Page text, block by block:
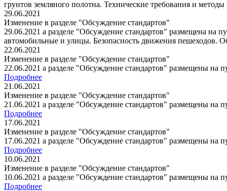
грунтов земляного полотна. Технические требования и
29.06.2021
Изменение в разделе "Обсуждение стандартов"
29.06.2021 а разделе "Обсуждение стандартов" размещена на
автомобильные и улицы. Безопасность движения пешеходов.
22.06.2021
Изменение в разделе "Обсуждение стандартов"
22.06.2021 а разделе "Обсуждение стандартов" размещены на
Подробнее
21.06.2021
Изменение в разделе "Обсуждение стандартов"
21.06.2021 а разделе "Обсуждение стандартов" размещены на
Подробнее
17.06.2021
Изменение в разделе "Обсуждение стандартов"
17.06.2021 а разделе "Обсуждение стандартов" размещены на
Подробнее
10.06.2021
Изменение в разделе "Обсуждение стандартов"
10.06.2021 а разделе "Обсуждение стандартов" размещены на
Подробнее